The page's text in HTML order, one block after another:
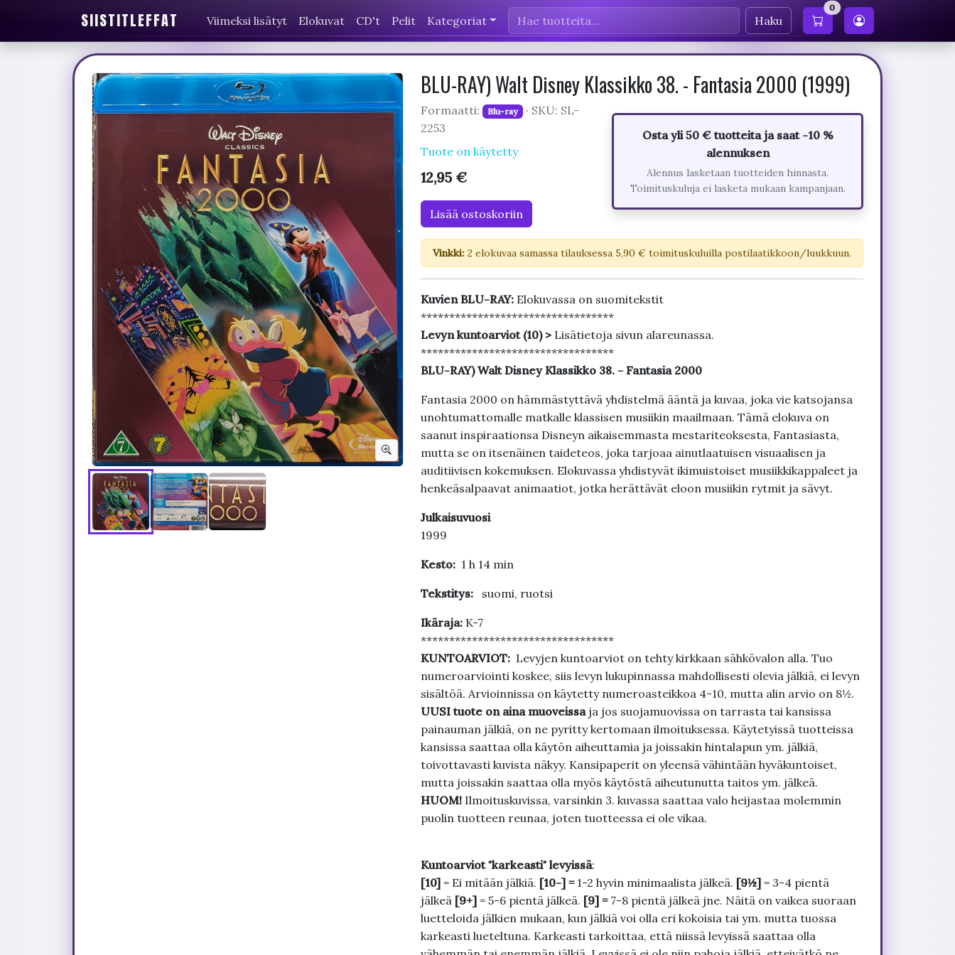
SIISTITLEFFAT Viimeksi lisätyt Elokuvat CD't Pelit Kategoriat Haku
0
BLU-RAY) Walt Disney Klassikko 38. - Fantasia 2000 (1999)
Formaatti: Blu-ray
· SKU: SL-
2253
Tuote on käytetty
12,95 €
Lisää ostoskoriin
Osta yli 50 € tuotteita ja saat -10 %
alennuksen
Alennus lasketaan tuotteiden hinnasta.
Toimituskuluja ei lasketa mukaan kampanjaan.
Vinkki:2 elokuvaa samassa tilauksessa 5,90 € toimituskuluilla postilaatikkoon/luukkuun.
Kuvien BLU-RAY: Elokuvassa on suomitekstit
**********************************
Levyn kuntoarviot (10) > Lisätietoja sivun alareunassa.
**********************************
BLU-RAY) Walt Disney Klassikko 38. - Fantasia 2000
Fantasia 2000 on hämmästyttävä yhdistelmä ääntä ja kuvaa, joka vie katsojansa
unohtumattomalle matkalle klassisen musiikin maailmaan. Tämä elokuva on
saanut inspiraationsa Disneyn aikaisemmasta mestariteoksesta, Fantasiasta,
mutta se on itsenäinen taideteos, joka tarjoaa ainutlaatuisen visuaalisen ja
auditiivisen kokemuksen. Elokuvassa yhdistyvät ikimuistoiset musiikkikappaleet ja
henkeäsalpaavat animaatiot, jotka herättävät eloon musiikin rytmit ja sävyt.
Julkaisuvuosi
1999
Kesto: 1 h 14 min
Tekstitys:suomi, ruotsi
Ikäraja:K-7
**********************************
KUNTOARVIOT: Levyjen kuntoarviot on tehty kirkkaan sähkövalon alla. Tuo
numeroarviointi koskee, siis levyn lukupinnassa mahdollisesti olevia jälkiä, ei levyn
sisältöä. Arvioinnissa on käytetty numeroasteikkoa 4-10, mutta alin arvio on 8½.
UUSI tuote on aina muoveissa ja jos suojamuovissa on tarrasta tai kansissa
painauman jälkiä, on ne pyritty kertomaan ilmoituksessa. Käytetyissä tuotteissa
kansissa saattaa olla käytön aiheuttamia ja joissakin hintalapun ym. jälkiä,
toivottavasti kuvista näkyy. Kansipaperit on yleensä vähintään hyväkuntoiset,
mutta joissakin saattaa olla myös käytöstä aiheutunutta taitos ym. jälkeä.
HUOM!Ilmoituskuvissa, varsinkin 3. kuvassa saattaa valo heijastaa molemmin
puolin tuotteen reunaa, joten tuotteessa ei ole vikaa.
Kuntoarviot "karkeasti" levyissä:
[10]= Ei mitään jälkiä. [10-] = 1-2 hyvin minimaalista jälkeä. [9½]= 3-4 pientä
jälkeä [9+]= 5-6 pientä jälkeä. [9] = 7-8 pientä jälkeä jne. Näitä on vaikea suoraan
luetteloida jälkien mukaan, kun jälkiä voi olla eri kokoisia tai ym. mutta tuossa
karkeasti lueteltuna. Karkeasti tarkoittaa, että niissä levyissä saattaa olla